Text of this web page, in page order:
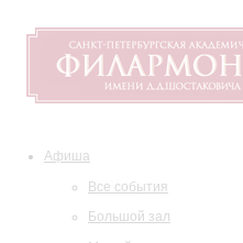
Афиша
Все события
Большой зал